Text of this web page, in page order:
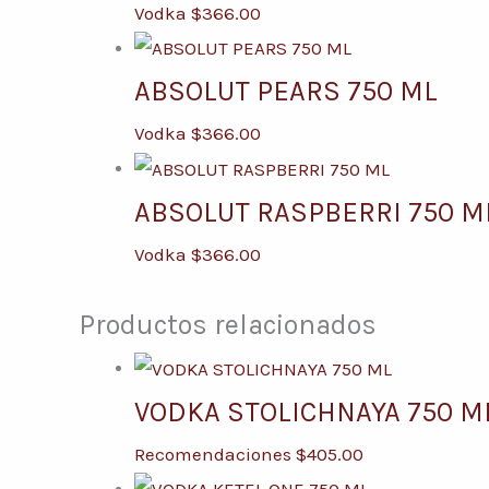
Vodka $366.00
ABSOLUT PEARS 750 ML
Vodka $366.00
ABSOLUT RASPBERRI 750
Vodka $366.00
Productos relacionados
VODKA STOLICHNAYA 750
Recomendaciones $405.00